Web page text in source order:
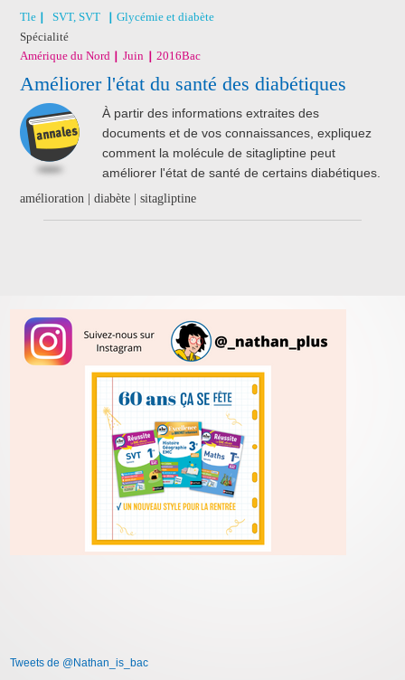
Tle SVT, SVT
Glycémie et diabète
Spécialité
Amérique du Nord
Juin 2016Bac
Améliorer l'état du santé des diabétiques
À partir des informations extraites des
documents et de vos connaissances, expliquez
comment la molécule de sitagliptine peut
améliorer l'état de santé de certains diabétiques.
amélioration | diabète | sitagliptine
Tweets de @Nathan_is_bac